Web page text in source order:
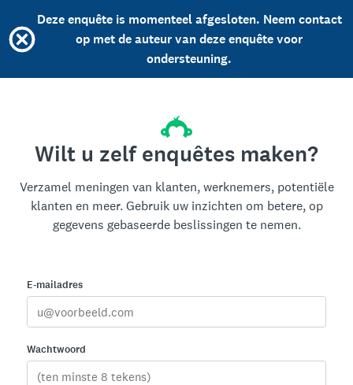
Deze enquête is momenteel afgesloten. Neem contact
op met de auteur van deze enquête voor
ondersteuning.
Wilt u zelf enquêtes maken?
Verzamel meningen van klanten, werknemers, potentiële
klanten en meer. Gebruik uw inzichten om betere, op
gegevens gebaseerde beslissingen te nemen.
E-mailadres
Wachtwoord